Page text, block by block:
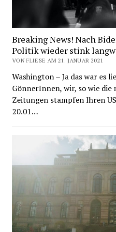
Breaking News! Nach
Politik wieder stink
VON FLIESE AM 21. JANUAR 2021
Washington – Ja das war es
GönnerInnen, wir, so wie die
Zeitungen stampfen Ihren
20.01…